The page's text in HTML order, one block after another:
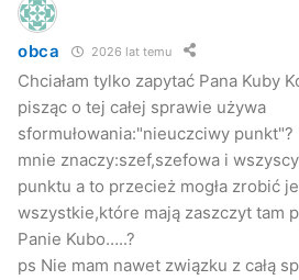
obca 2026 lat temu
Chciałam tylko zapytać Pana Kuby
pisząc o tej całej sprawie używa
sformułowania:"nieuczciwy
mnie znaczy:szef,szefowa i
punktu a to przecież mogła zrobić
wszystkie,które mają zaszczyt tam
Panie Kubo…..?
ps Nie mam nawet związku z całą